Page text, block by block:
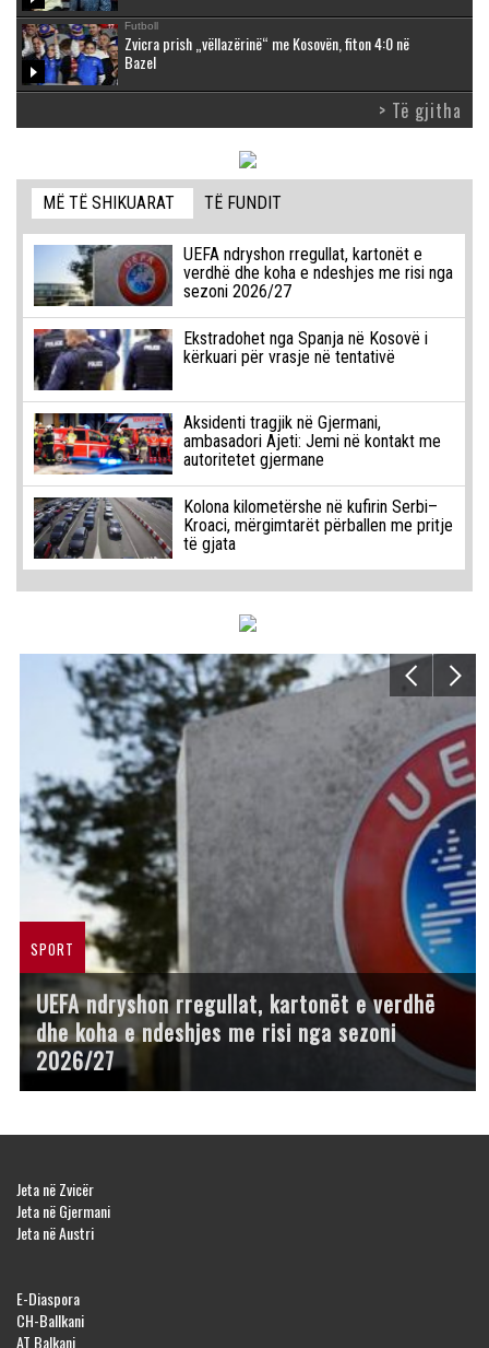
Futboll
Zvicra prish „vëllazërinë“ me Kosovën, fiton 4:0 në
Bazel
> Të gjitha
MË TË SHIKUARAT TË FUNDIT
UEFA ndryshon rregullat, kartonët e
verdhë dhe koha e ndeshjes me risi nga
sezoni 2026/27
Ekstradohet nga Spanja në Kosovë i
kërkuari për vrasje në tentativë
Aksidenti tragjik në Gjermani,
ambasadori Ajeti: Jemi në kontakt me
autoritetet gjermane
Kolona kilometërshe në kufirin Serbi–
Kroaci, mërgimtarët përballen me pritje
të gjata
SPORT
UEFA ndryshon rregullat, kartonët e verdhë
dhe koha e ndeshjes me risi nga sezoni
2026/27
Jeta në Zvicër
Jeta në Gjermani
Jeta në Austri
E-Diaspora
CH-Ballkani
AT Balkani